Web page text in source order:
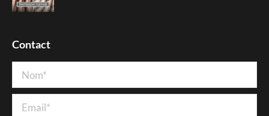
Contact